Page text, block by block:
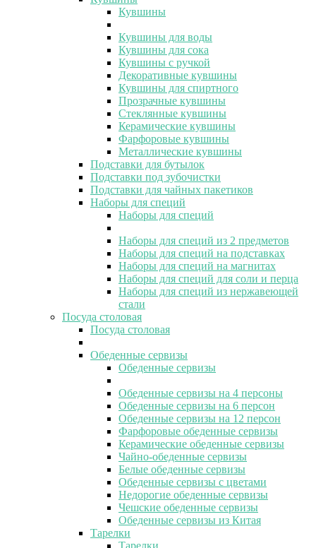
Кувшины
Кувшины для воды
Кувшины для сока
Кувшины с ручкой
Декоративные кувшины
Кувшины для спиртного
Прозрачные кувшины
Стеклянные кувшины
Керамические кувшины
Фарфоровые кувшины
Металлические кувшины
Подставки для бутылок
Подставки под зубочистки
Подставки для чайных пакетиков
Наборы для специй
Наборы для специй
Наборы для специй из 2 предметов
Наборы для специй на подставках
Наборы для специй на магнитах
Наборы для специй для соли и перца
Наборы для специй из нержавеющей
стали
Посуда столовая
Посуда столовая
Обеденные сервизы
Обеденные сервизы
Обеденные сервизы на 4 персоны
Обеденные сервизы на 6 персон
Обеденные сервизы на 12 персон
Фарфоровые обеденные сервизы
Керамические обеденные сервизы
Чайно-обеденные сервизы
Белые обеденные сервизы
Обеденные сервизы с цветами
Недорогие обеденные сервизы
Чешские обеденные сервизы
Обеденные сервизы из Китая
Тарелки
Тарелки